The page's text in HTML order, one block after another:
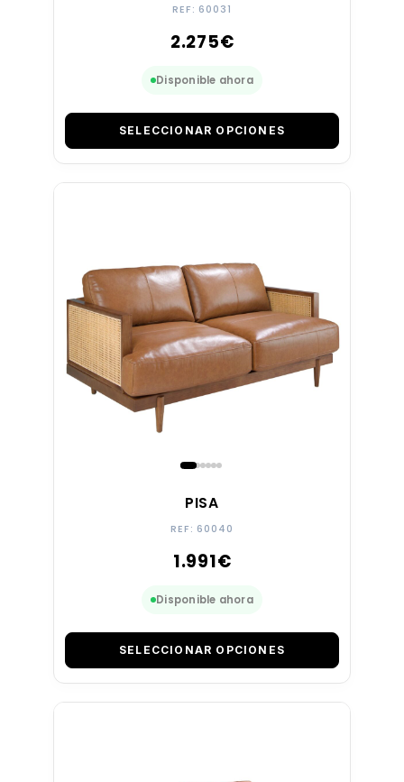
REF: 60031
2.275€
Disponible ahora
SELECCIONAR OPCIONES
PISA
REF: 60040
1.991€
Disponible ahora
SELECCIONAR OPCIONES